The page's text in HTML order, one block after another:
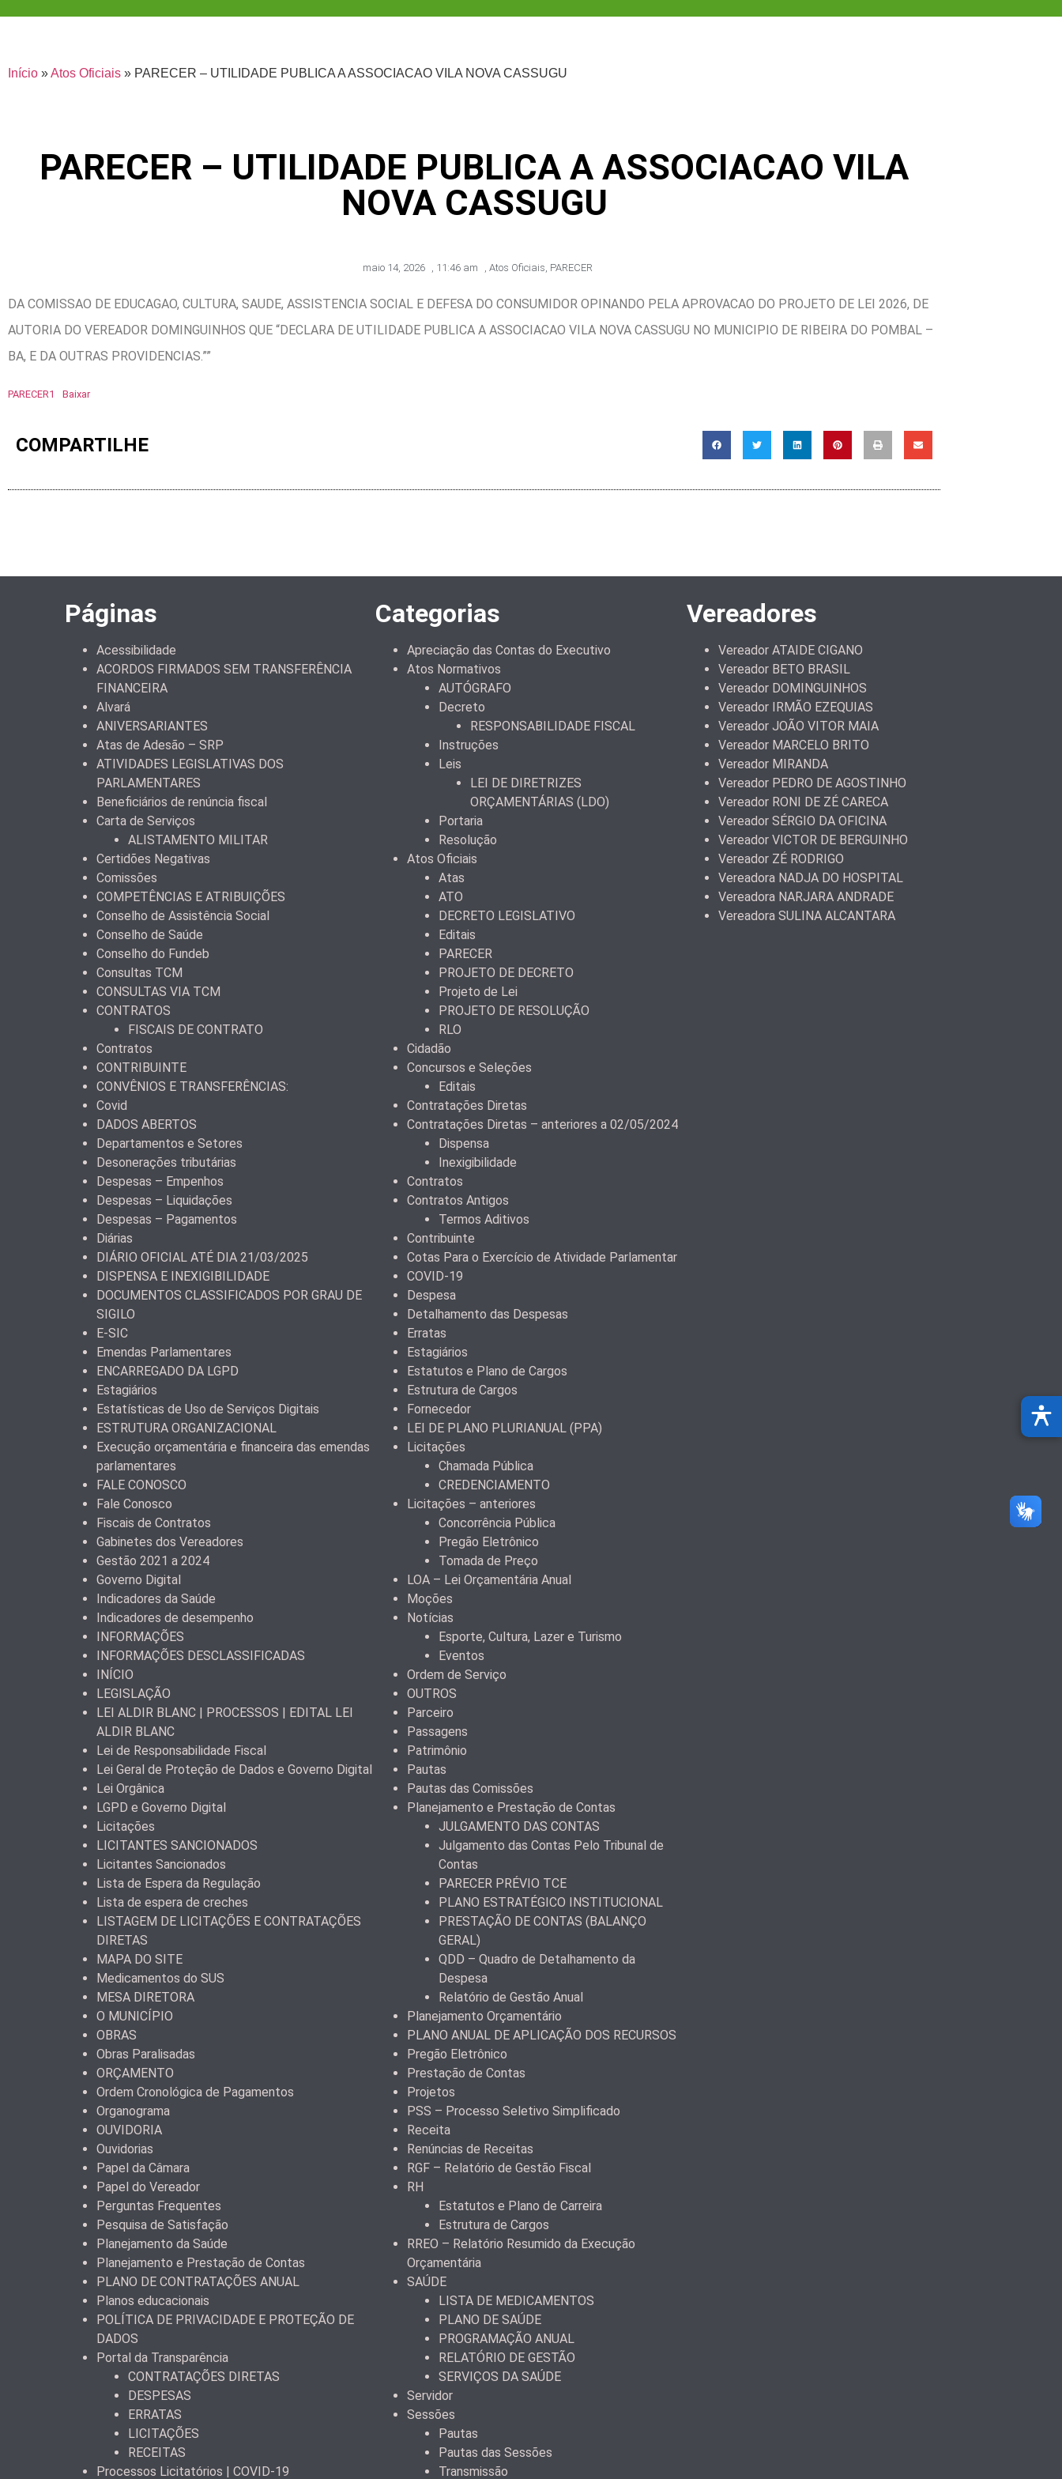
Início »Atos Oficiais » PARECER – UTILIDADE PUBLICA A ASSOCIACAO VILA NOVA CASSUGU
PARECER – UTILIDADE PUBLICA A ASSOCIACAO VILA
NOVA CASSUGU
maio 14, 2026 , 11:46 am , Atos Oficiais, PARECER
DA COMISSAO DE EDUCAGAO, CULTURA, SAUDE, ASSISTENCIA SOCIAL E DEFESA DO CONSUMIDOR OPINANDO PELA APROVACAO DO PROJETO DE LEI 2026, DE
AUTORIA DO VEREADOR DOMINGUINHOS QUE “DECLARA DE UTILIDADE PUBLICA A ASSOCIACAO VILA NOVA CASSUGU NO MUNICIPIO DE RIBEIRA DO POMBAL –
BA, E DA OUTRAS PROVIDENCIAS.””
PARECER1 Baixar
COMPARTILHE
Páginas
Acessibilidade
ACORDOS FIRMADOS SEM TRANSFERÊNCIA
FINANCEIRA
Alvará
ANIVERSARIANTES
Atas de Adesão – SRP
ATIVIDADES LEGISLATIVAS DOS
PARLAMENTARES
Beneficiários de renúncia fiscal
Carta de Serviços
ALISTAMENTO MILITAR
Certidões Negativas
Comissões
COMPETÊNCIAS E ATRIBUIÇÕES
Conselho de Assistência Social
Conselho de Saúde
Conselho do Fundeb
Consultas TCM
CONSULTAS VIA TCM
CONTRATOS
FISCAIS DE CONTRATO
Contratos
CONTRIBUINTE
CONVÊNIOS E TRANSFERÊNCIAS:
Covid
DADOS ABERTOS
Departamentos e Setores
Desonerações tributárias
Despesas – Empenhos
Despesas – Liquidações
Despesas – Pagamentos
Diárias
DIÁRIO OFICIAL ATÉ DIA 21/03/2025
DISPENSA E INEXIGIBILIDADE
DOCUMENTOS CLASSIFICADOS POR GRAU DE
SIGILO
E-SIC
Emendas Parlamentares
ENCARREGADO DA LGPD
Estagiários
Estatísticas de Uso de Serviços Digitais
ESTRUTURA ORGANIZACIONAL
Execução orçamentária e financeira das emendas
parlamentares
FALE CONOSCO
Fale Conosco
Fiscais de Contratos
Gabinetes dos Vereadores
Gestão 2021 a 2024
Governo Digital
Indicadores da Saúde
Indicadores de desempenho
INFORMAÇÕES
INFORMAÇÕES DESCLASSIFICADAS
INÍCIO
LEGISLAÇÃO
LEI ALDIR BLANC | PROCESSOS | EDITAL LEI
ALDIR BLANC
Lei de Responsabilidade Fiscal
Lei Geral de Proteção de Dados e Governo Digital
Lei Orgânica
LGPD e Governo Digital
Licitações
LICITANTES SANCIONADOS
Licitantes Sancionados
Lista de Espera da Regulação
Lista de espera de creches
LISTAGEM DE LICITAÇÕES E CONTRATAÇÕES
DIRETAS
MAPA DO SITE
Medicamentos do SUS
MESA DIRETORA
O MUNICÍPIO
OBRAS
Obras Paralisadas
ORÇAMENTO
Ordem Cronológica de Pagamentos
Organograma
OUVIDORIA
Ouvidorias
Papel da Câmara
Papel do Vereador
Perguntas Frequentes
Pesquisa de Satisfação
Planejamento da Saúde
Planejamento e Prestação de Contas
PLANO DE CONTRATAÇÕES ANUAL
Planos educacionais
POLÍTICA DE PRIVACIDADE E PROTEÇÃO DE
DADOS
Portal da Transparência
CONTRATAÇÕES DIRETAS
DESPESAS
ERRATAS
LICITAÇÕES
RECEITAS
Processos Licitatórios | COVID-19
Categorias
Apreciação das Contas do Executivo
Atos Normativos
AUTÓGRAFO
Decreto
RESPONSABILIDADE FISCAL
Instruções
Leis
LEI DE DIRETRIZES
ORÇAMENTÁRIAS (LDO)
Portaria
Resolução
Atos Oficiais
Atas
ATO
DECRETO LEGISLATIVO
Editais
PARECER
PROJETO DE DECRETO
Projeto de Lei
PROJETO DE RESOLUÇÃO
RLO
Cidadão
Concursos e Seleções
Editais
Contratações Diretas
Contratações Diretas – anteriores a 02/05/2024
Dispensa
Inexigibilidade
Contratos
Contratos Antigos
Termos Aditivos
Contribuinte
Cotas Para o Exercício de Atividade Parlamentar
COVID-19
Despesa
Detalhamento das Despesas
Erratas
Estagiários
Estatutos e Plano de Cargos
Estrutura de Cargos
Fornecedor
LEI DE PLANO PLURIANUAL (PPA)
Licitações
Chamada Pública
CREDENCIAMENTO
Licitações – anteriores
Concorrência Pública
Pregão Eletrônico
Tomada de Preço
LOA – Lei Orçamentária Anual
Moções
Notícias
Esporte, Cultura, Lazer e Turismo
Eventos
Ordem de Serviço
OUTROS
Parceiro
Passagens
Patrimônio
Pautas
Pautas das Comissões
Planejamento e Prestação de Contas
JULGAMENTO DAS CONTAS
Julgamento das Contas Pelo Tribunal de
Contas
PARECER PRÉVIO TCE
PLANO ESTRATÉGICO INSTITUCIONAL
PRESTAÇÃO DE CONTAS (BALANÇO
GERAL)
QDD – Quadro de Detalhamento da
Despesa
Relatório de Gestão Anual
Planejamento Orçamentário
PLANO ANUAL DE APLICAÇÃO DOS RECURSOS
Pregão Eletrônico
Prestação de Contas
Projetos
PSS – Processo Seletivo Simplificado
Receita
Renúncias de Receitas
RGF – Relatório de Gestão Fiscal
RH
Estatutos e Plano de Carreira
Estrutura de Cargos
RREO – Relatório Resumido da Execução
Orçamentária
SAÚDE
LISTA DE MEDICAMENTOS
PLANO DE SAÚDE
PROGRAMAÇÃO ANUAL
RELATÓRIO DE GESTÃO
SERVIÇOS DA SAÚDE
Servidor
Sessões
Pautas
Pautas das Sessões
Transmissão
Vereadores
Vereador ATAIDE CIGANO
Vereador BETO BRASIL
Vereador DOMINGUINHOS
Vereador IRMÃO EZEQUIAS
Vereador JOÃO VITOR MAIA
Vereador MARCELO BRITO
Vereador MIRANDA
Vereador PEDRO DE AGOSTINHO
Vereador RONI DE ZÉ CARECA
Vereador SÉRGIO DA OFICINA
Vereador VICTOR DE BERGUINHO
Vereador ZÉ RODRIGO
Vereadora NADJA DO HOSPITAL
Vereadora NARJARA ANDRADE
Vereadora SULINA ALCANTARA